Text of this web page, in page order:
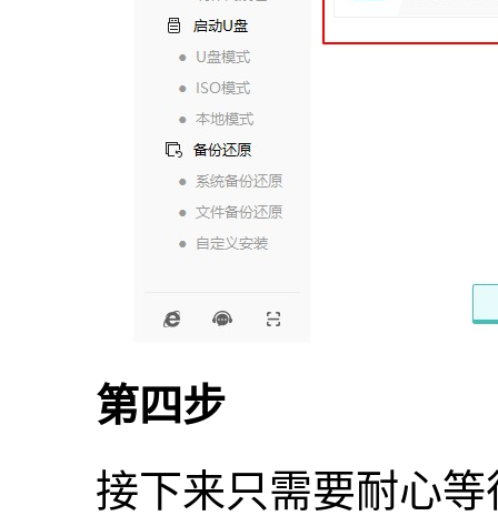
第四步
接下来只需要耐心等